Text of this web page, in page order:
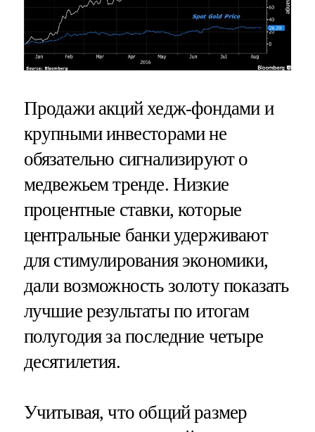
Продажи акций хедж-фондами и
крупными инвесторами не
обязательно сигнализируют о
медвежьем тренде. Низкие
процентные ставки, которые
центральные банки удерживают
для стимулирования экономики,
дали возможность золоту показать
лучшие результаты по итогам
полугодия за последние четыре
десятилетия.
Учитывая, что общий размер